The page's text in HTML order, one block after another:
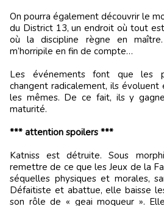
On pourra également découvrir le
du District 13, un endroit où tout
où la discipline règne en
m’horripile en fin de compte…
Les événements font que les
changent radicalement, ils
les mêmes. De ce fait, ils y
maturité.
*** attention spoilers ***
Katniss est détruite. Sous
remettre de ce que les Jeux de la
séquelles physiques et morales,
Défaitiste et abattue, elle baisse
son rôle de « geai moqueur ».